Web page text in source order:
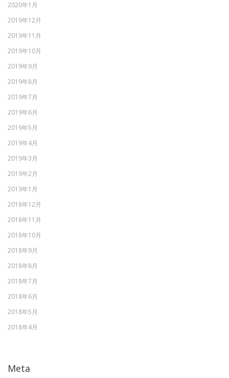
2020年1月
2019年12月
2019年11月
2019年10月
2019年9月
2019年8月
2019年7月
2019年6月
2019年5月
2019年4月
2019年3月
2019年2月
2019年1月
2018年12月
2018年11月
2018年10月
2018年9月
2018年8月
2018年7月
2018年6月
2018年5月
2018年4月
Meta